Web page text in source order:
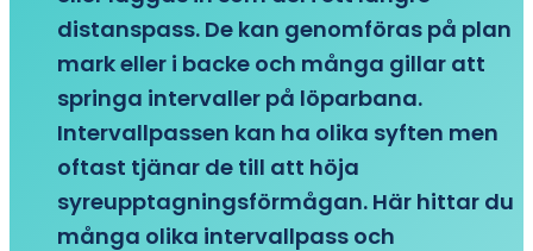
distanspass. De kan genomföras på plan
mark eller i backe och många gillar att
springa intervaller på löparbana.
Intervallpassen kan ha olika syften men
oftast tjänar de till att höja
syreupptagningsförmågan. Här hittar du
många olika intervallpass och